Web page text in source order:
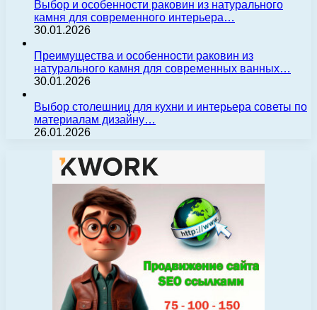
Выбор и особенности раковин из натурального
камня для современного интерьера…
30.01.2026
Преимущества и особенности раковин из
натурального камня для современных ванных…
30.01.2026
Выбор столешниц для кухни и интерьера советы по
материалам дизайну…
26.01.2026